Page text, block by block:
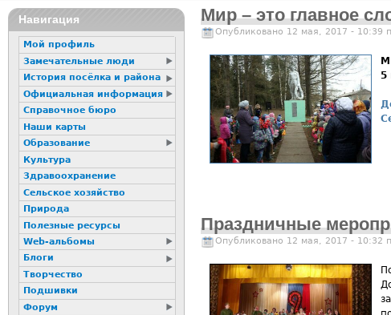
Мир – это главное
Опубликовано 12 мая, 2017 - 10:39
5
Праздничные
Опубликовано 12 мая, 2017 - 10:32
Навигация
Мой профиль
Замечательные люди
История посёлка и района
Официальная информация
Справочное бюро
Наши карты
Образование
Культура
Здравоохранение
Сельское хозяйство
Природа
Полезные ресурсы
Web-альбомы
Блоги
Творчество
Подшивки
Форум